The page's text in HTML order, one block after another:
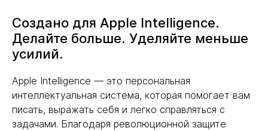
Создано для Apple Intelligence.
Делайте больше. Уделяйте меньше
усилий.
Apple Intelligence — это персональная
интеллектуальная система, которая помогает вам
писать, выражать себя и легко справляться с
задачами. Благодаря революционной защите